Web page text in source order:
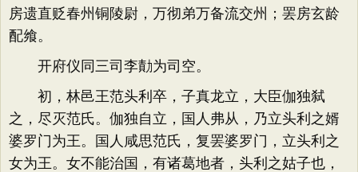
房遗直贬春州铜陵尉，万彻弟万备流交州；罢房玄龄
配飨。
开府仪同三司李勣为司空。
初，林邑王范头利卒，子真龙立，大臣伽独弑
之，尽灭范氏。伽独自立，国人弗从，乃立头利之婿
婆罗门为王。国人咸思范氏，复罢婆罗门，立头利之
女为王。女不能治国，有诸葛地者，头利之姑子也，